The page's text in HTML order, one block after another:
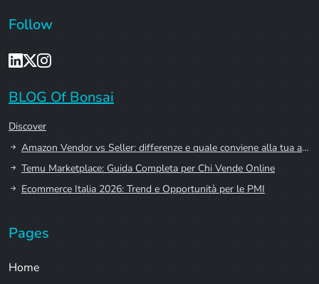
Follow
BLOG Of Bonsai
Discover
Amazon Vendor vs Seller: differenze e quale conviene alla tua azienda
Temu Marketplace: Guida Completa per Chi Vende Online
Ecommerce Italia 2026: Trend e Opportunità per le PMI
Pages
Home